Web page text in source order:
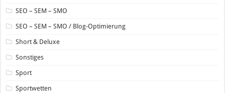
SEO – SEM – SMO
SEO – SEM – SMO / Blog-Optimierung
Short & Deluxe
Sonstiges
Sport
Sportwetten